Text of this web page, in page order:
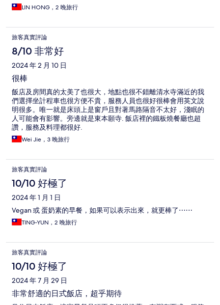
LIN HONG，2 晚旅行
旅客真實評論
8/10 非常好
2024 年 2 月 10 日
很棒
飯店及房間真的太美了也很大，地點也很不錯離清水寺滿近的我
們選擇坐計程車也很方便不貴，服務人員也很好很棒會用英文說
明很多。唯一就是床頭上是窗戶且對著馬路隔音不太好，淺眠的
人可能會有影響。旁邊就是東本願寺. 飯店裡的鐵板燒餐廳也超
讚，服務及料理都很好.
Wei Jie，3 晚旅行
旅客真實評論
10/10 好極了
2024 年 1 月 1 日
Vegan 或 蛋奶素的早餐，如果可以表示出來，就更棒了⋯⋯
TING-YUN，2 晚旅行
旅客真實評論
10/10 好極了
2024 年 7 月 29 日
非常舒適的日式飯店，超乎期待